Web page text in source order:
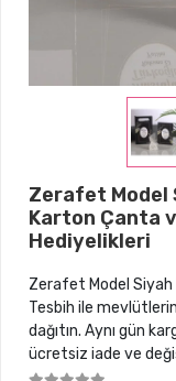
Zerafet Model
Karton Çanta
Hediyelikleri
Zerafet Model Siyah
Tesbih ile
dağıtın. Aynı gün
ücretsiz iade ve